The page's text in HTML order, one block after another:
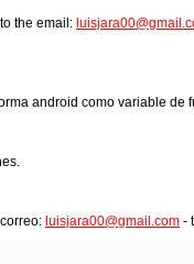
the email:
android como variable
luisjara00@gmail.com -